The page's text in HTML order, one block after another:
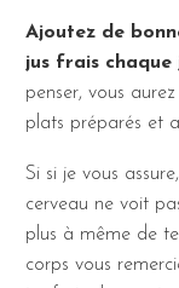
Ajoutez de
jus frais chaque
penser, vous
plats préparés et
Si si je vous
cerveau ne voit
plus à même de
corps vous